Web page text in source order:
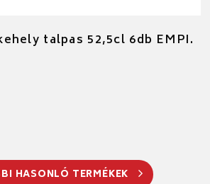
talpas 52,5cl 6db EMPI.
HASONLÓ TERMÉKEK